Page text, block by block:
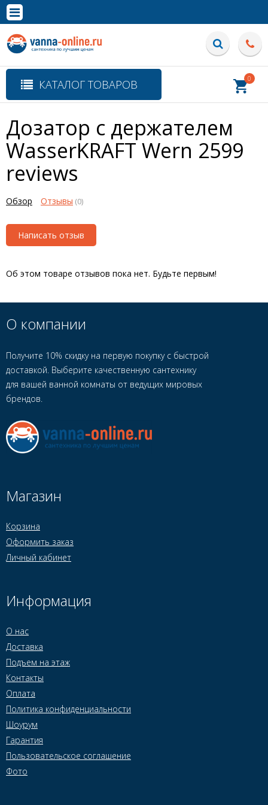
Полная версия сайта
КАТАЛОГ ТОВАРОВ 0
Дозатор с держателем
WasserKRAFT Wern 2599
reviews
Обзор Отзывы (0)
Написать отзыв
Об этом товаре отзывов пока нет. Будьте первым!
О компании
Получите 10% скидку на первую покупку с быстрой
доставкой. Выберите качественную сантехнику
для вашей ванной комнаты от ведущих мировых
брендов.
Магазин
Корзина
Оформить заказ
Личный кабинет
Информация
О нас
Доставка
Подъем на этаж
Контакты
Оплата
Политика конфиденциальности
Шоурум
Гарантия
Пользовательское соглашение
Фото